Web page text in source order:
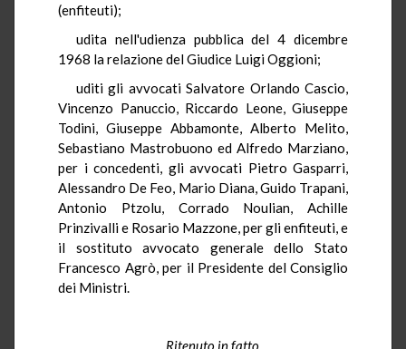
(enfiteuti);
udita nell'udienza pubblica del 4 dicembre
1968 la relazione del Giudice Luigi Oggioni;
uditi gli avvocati Salvatore Orlando Cascio,
Vincenzo Panuccio, Riccardo Leone, Giuseppe
Todini, Giuseppe Abbamonte, Alberto Melito,
Sebastiano Mastrobuono ed Alfredo Marziano,
per i concedenti, gli avvocati Pietro Gasparri,
Alessandro De Feo, Mario Diana, Guido Trapani,
Antonio Ptzolu, Corrado Noulian, Achille
Prinzivalli e Rosario Mazzone, per gli enfiteuti, e
il sostituto avvocato generale dello Stato
Francesco Agrò, per il Presidente del Consiglio
dei Ministri.
Ritenuto in fatto